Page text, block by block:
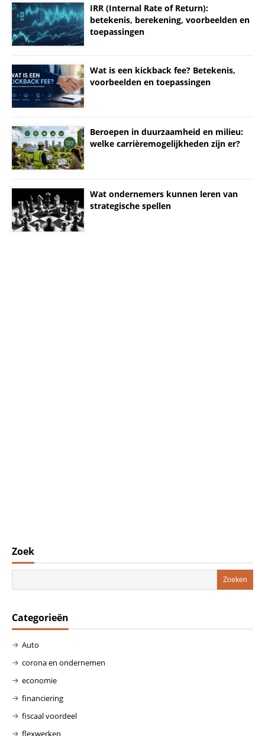
IRR (Internal Rate of Return):
betekenis, berekening, voorbeelden en
toepassingen
Wat is een kickback fee? Betekenis,
voorbeelden en toepassingen
Beroepen in duurzaamheid en milieu:
welke carrièremogelijkheden zijn er?
Wat ondernemers kunnen leren van
strategische spellen
Zoek
Categorieën
Auto
corona en ondernemen
economie
financiering
fiscaal voordeel
flexwerken